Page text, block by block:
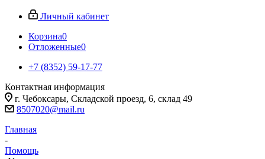
Личный кабинет
Корзина0
Отложенные0
+7 (8352) 59-17-77
Контактная информация
г. Чебоксары, Складской проезд, 6, склад 49
8507020@mail.ru
Главная
-
Помощь